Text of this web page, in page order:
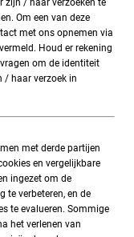
zijn / haar verzoeken te
Om een van deze
met ons opnemen via
Houd er rekening
om de identiteit
/ haar verzoek in
met derde partijen
en vergelijkbare
ingezet om de
te verbeteren, en de
te evalueren. Sommige
het verlenen van